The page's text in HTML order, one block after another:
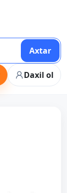
Axtar
Daxil ol